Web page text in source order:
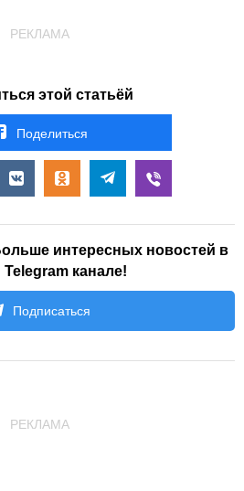
РЕКЛАМА
этой статьёй
Поделиться
интересных новостей в
канале!
Подписаться
РЕКЛАМА